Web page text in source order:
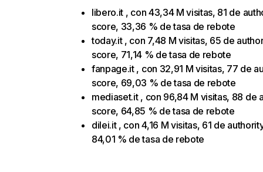
libero.it , con 43,34 M visitas, 81 de
score, 33,36 % de tasa de rebote
today.it , con 7,48 M visitas, 65 de
score, 71,14 % de tasa de rebote
fanpage.it , con 32,91 M visitas, 77 de
score, 69,03 % de tasa de rebote
mediaset.it , con 96,84 M visitas, 88 de
score, 64,85 % de tasa de rebote
dilei.it , con 4,16 M visitas, 61 de
84,01 % de tasa de rebote